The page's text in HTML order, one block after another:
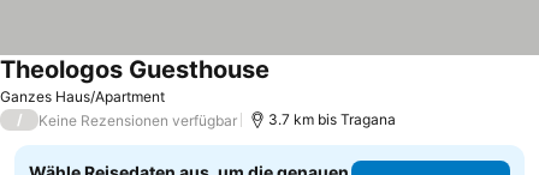
Ganzes Haus/Apartment
Theologos Guesthouse
/ Keine Rezensionen verfügbar 3.7 km bis Tragana